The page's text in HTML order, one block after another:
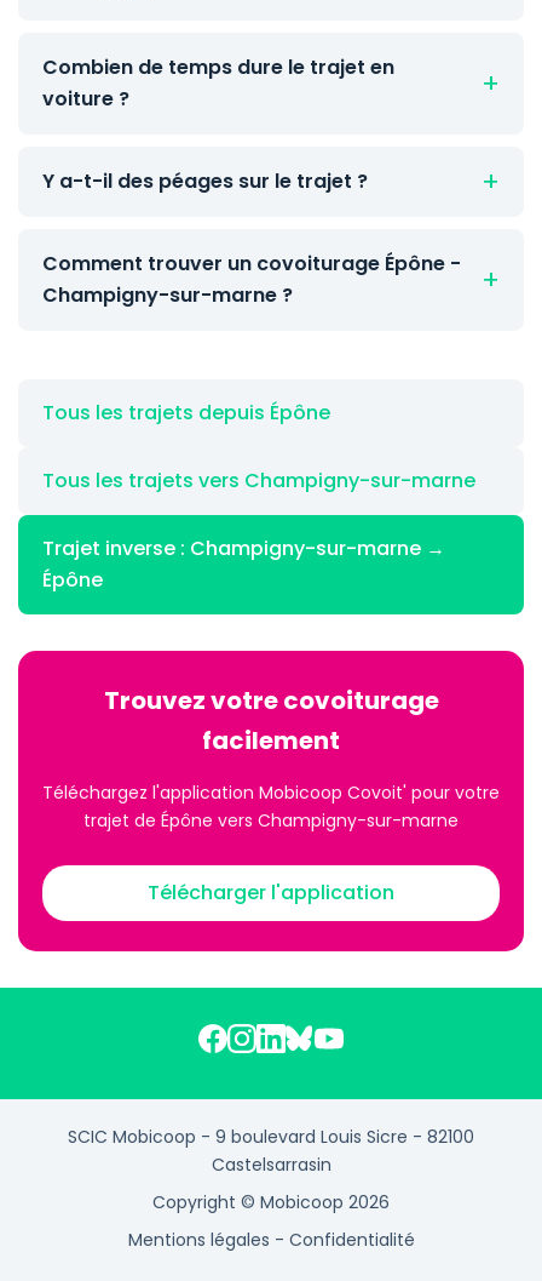
Combien de temps dure le trajet en
voiture ?
Y a-t-il des péages sur le trajet ?
Comment trouver un covoiturage Épône -
Champigny-sur-marne ?
Tous les trajets depuis Épône
Tous les trajets vers Champigny-sur-marne
Trajet inverse : Champigny-sur-marne →
Épône
Trouvez votre covoiturage
facilement
Téléchargez l'application Mobicoop Covoit' pour votre
trajet de Épône vers Champigny-sur-marne
Télécharger l'application
SCIC Mobicoop - 9 boulevard Louis Sicre - 82100
Castelsarrasin
Copyright © Mobicoop 2026
Mentions légales - Confidentialité